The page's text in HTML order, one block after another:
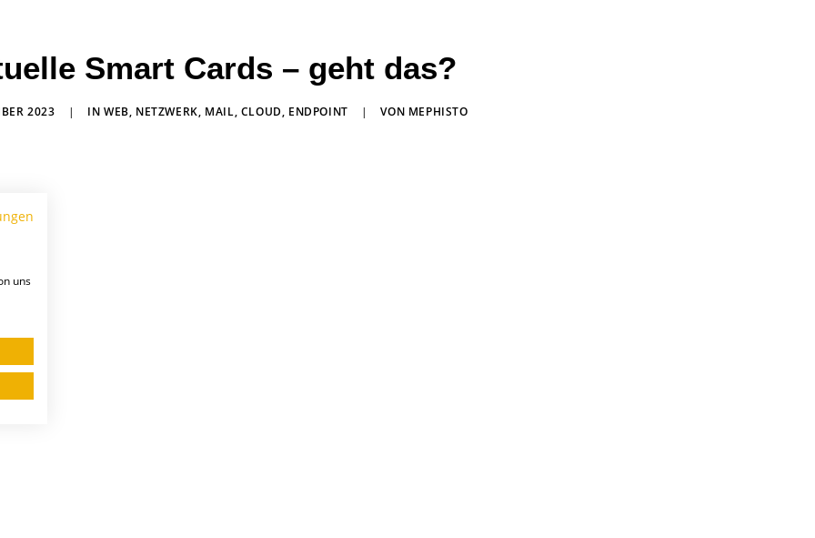
Smart Cards – geht das?
2023 | INWEB, NETZWERK, MAIL, CLOUD, ENDPOINT | VON MEPHISTO
uns